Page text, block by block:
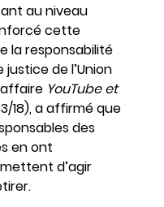
au niveau
cette
la responsabilité
de l’Union
YouTube et
18), a affirmé que
des
en ont
d’agir